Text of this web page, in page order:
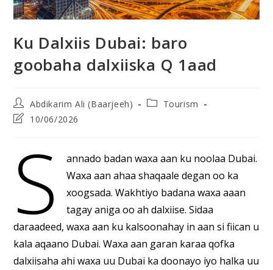
Ku Dalxiis Dubai: baro
goobaha dalxiiska Q 1aad
Post
author:
Abdikarim Ali (Baarjeeh)
PostTourism
Post10/06/2026
S
annado badan waxa aan ku noolaa Dubai.
Waxa aan ahaa shaqaale degan oo ka
xoogsada. Wakhtiyo badana waxa aaan
tagay aniga oo ah dalxiise. Sidaa
daraadeed, waxa aan ku kalsoonahay in aan si fiican u
kala aqaano Dubai. Waxa aan garan karaa qofka
dalxiisaha ahi waxa uu Dubai ka doonayo iyo halka uu